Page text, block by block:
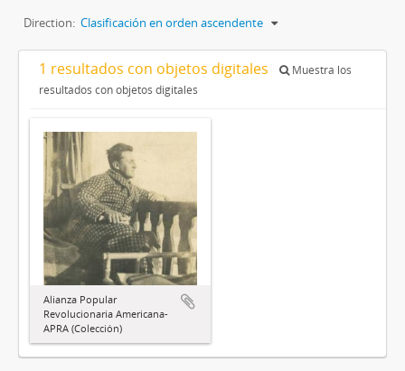
Direction: Clasificación en orden ascendente
1 resultados con objetos digitales
Muestra los
resultados con objetos digitales
Alianza Popular
Revolucionaria Americana-
APRA (Colección)